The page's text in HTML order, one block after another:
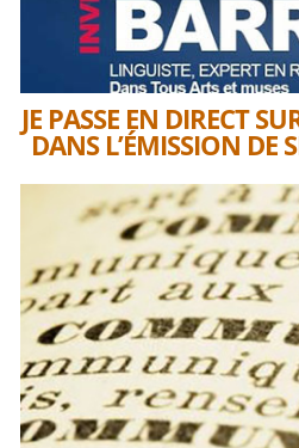
JE PASSE EN DIRECT
DANS L’ÉMISSION DE